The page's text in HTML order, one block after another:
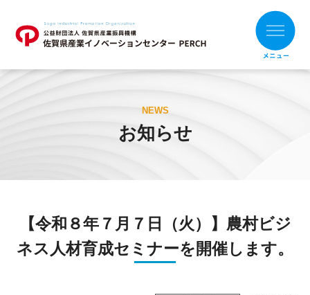
目的別 組織別
支援事例
NEWS
お知らせ
【令和８年７月７日（火）】農村ビジ
ネス人材育成セミナーを開催します。